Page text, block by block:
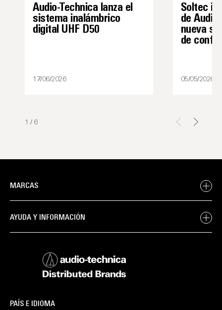
Audio-Technica lanza el
sistema inalámbrico
digital UHF D50
17/06/2026
Soltec
de
nueva
de
05/05/2026
1 / 6
MARCAS
AYUDA Y INFORMACIÓN
PAÍS E IDIOMA